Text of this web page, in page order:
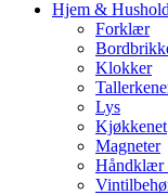
Hjem &
Forklær
Klokker
Lys
Kjøkkenet
Magneter
Håndklær